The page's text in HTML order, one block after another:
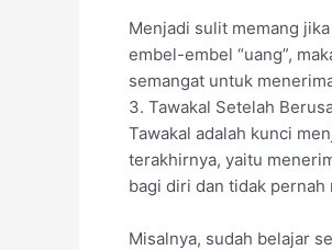
Menjadi sulit memang
embel-embel “uang”,
semangat untuk
3. Tawakal Setelah
Tawakal adalah kunci
terakhirnya, yaitu
bagi diri dan tidak pernah
Misalnya, sudah belajar